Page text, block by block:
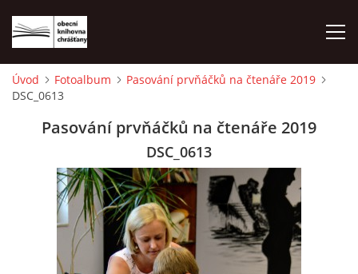
ÚVOD
VÝPŮJČNÍ DOBA
Úvod Fotoalbum
Pasování prvňáčků na čtenáře 2019
DSC_0613
Pasování prvňáčků na čtenáře 2019
DSC_0613